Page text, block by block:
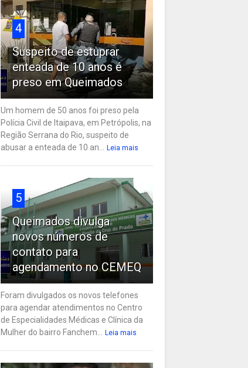
4
Suspeito de estuprar
enteada de 10 anos é
preso em Queimados
Um homem de 50 anos foi preso pela
Polícia Civil de Itaipava, em Petrópolis, na
Região Serrana do Rio, suspeito de
abusar a enteada de 10 an...
Leia mais
5
Queimados divulga
novos números de
contato para
agendamento no CEMEQ
Foram divulgados os novos telefones
para agendar atendimentos no Centro
de Especialidades Médicas e Clínica da
Mulher do bairro Fanchem...
Leia mais